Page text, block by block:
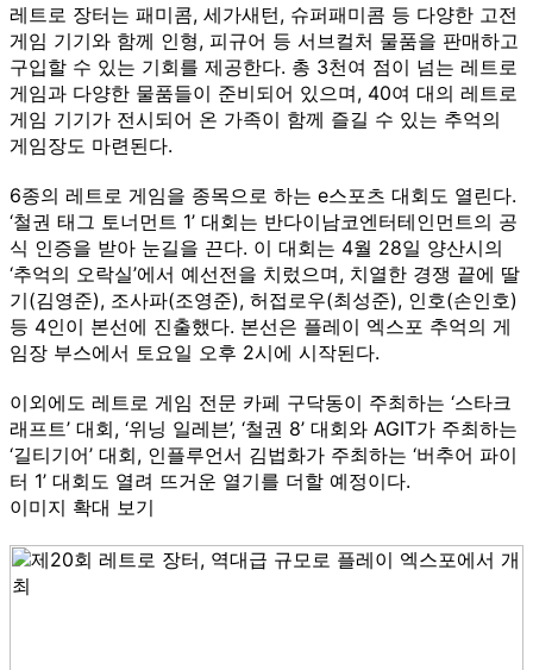
레트로 장터는 패미콤, 세가새턴, 슈퍼패미콤 등 다양한 고전
게임 기기와 함께 인형, 피규어 등 서브컬처 물품을 판매하고
구입할 수 있는 기회를 제공한다. 총 3천여 점이 넘는 레트로
게임과 다양한 물품들이 준비되어 있으며, 40여 대의 레트로
게임 기기가 전시되어 온 가족이 함께 즐길 수 있는 추억의
게임장도 마련된다.
6종의 레트로 게임을 종목으로 하는 e스포츠 대회도 열린다.
‘철권 태그 토너먼트 1’ 대회는 반다이남코엔터테인먼트의 공
식 인증을 받아 눈길을 끈다. 이 대회는 4월 28일 양산시의
‘추억의 오락실’에서 예선전을 치렀으며, 치열한 경쟁 끝에 딸
기(김영준), 조사파(조영준), 허접로우(최성준), 인호(손인호)
등 4인이 본선에 진출했다. 본선은 플레이 엑스포 추억의 게
임장 부스에서 토요일 오후 2시에 시작된다.
이외에도 레트로 게임 전문 카페 구닥동이 주최하는 ‘스타크
래프트’ 대회, ‘위닝 일레븐’, ‘철권 8’ 대회와 AGIT가 주최하는
‘길티기어’ 대회, 인플루언서 김법화가 주최하는 ‘버추어 파이
터 1’ 대회도 열려 뜨거운 열기를 더할 예정이다.
이미지 확대 보기